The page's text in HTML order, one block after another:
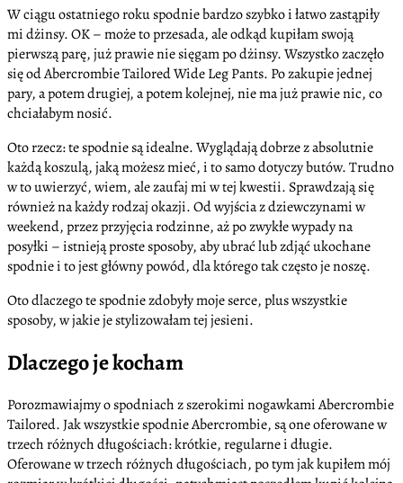
W ciągu ostatniego roku spodnie bardzo szybko i łatwo zastąpiły
mi dżinsy. OK – może to przesada, ale odkąd kupiłam swoją
pierwszą parę, już prawie nie sięgam po dżinsy. Wszystko zaczęło
się od Abercrombie Tailored Wide Leg Pants. Po zakupie jednej
pary, a potem drugiej, a potem kolejnej, nie ma już prawie nic, co
chciałabym nosić.
Oto rzecz: te spodnie są idealne. Wyglądają dobrze z absolutnie
każdą koszulą, jaką możesz mieć, i to samo dotyczy butów. Trudno
w to uwierzyć, wiem, ale zaufaj mi w tej kwestii. Sprawdzają się
również na każdy rodzaj okazji. Od wyjścia z dziewczynami w
weekend, przez przyjęcia rodzinne, aż po zwykłe wypady na
posyłki – istnieją proste sposoby, aby ubrać lub zdjąć ukochane
spodnie i to jest główny powód, dla którego tak często je noszę.
Oto dlaczego te spodnie zdobyły moje serce, plus wszystkie
sposoby, w jakie je stylizowałam tej jesieni.
Dlaczego je kocham
Porozmawiajmy o spodniach z szerokimi nogawkami Abercrombie
Tailored. Jak wszystkie spodnie Abercrombie, są one oferowane w
trzech różnych długościach: krótkie, regularne i długie.
Oferowane w trzech różnych długościach, po tym jak kupiłem mój